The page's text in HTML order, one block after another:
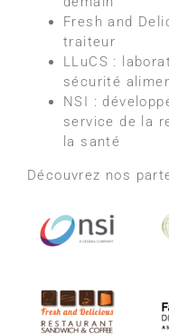
Fresh and
traiteur
LLuCS :
sécurité
NSI :
service de la
la santé
Découvrez nos